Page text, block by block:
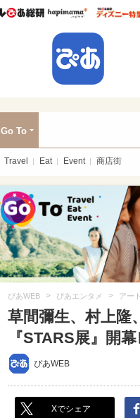
ウレぴあ総研ハピママ*
Go To
Travel Eat Event 商店街
ぴあWEB > ぴあエンタメ > アート
草間彌生、村上隆
『STARS展』開
ぴあWEB
Xでシェア